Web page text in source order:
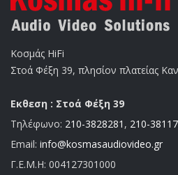
Κοσμάς HiFi
Στοά Φέξη 39, πλησίον πλατείας
Εκθεση : Στοά Φέξη 39
Τηλέφωνο: 210-3828281 , 210-
Email: info@kosmasaudiovideo.gr
Γ.Ε.Μ.Η: 004127301000